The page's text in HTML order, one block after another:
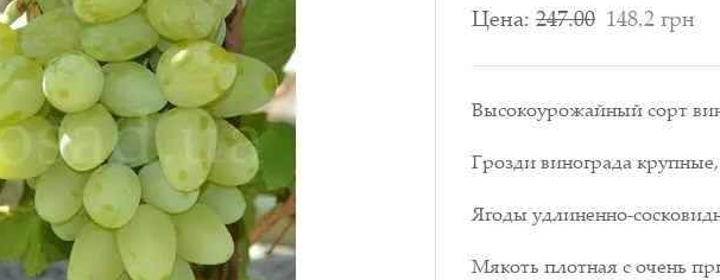
Цена: 247.00 148.2 грн
Высокоурожайный сорт
Грозди винограда
Ягоды удлиненно-
Мякоть плотная с очень